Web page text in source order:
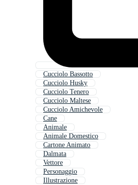
Cucciolo Bassotto
Cucciolo Husky
Cucciolo Tenero
Cucciolo Maltese
Cucciolo Amichevole
Cane
Animale
Animale Domestico
Cartone Animato
Dalmata
Vettore
Personaggio
Illustrazione